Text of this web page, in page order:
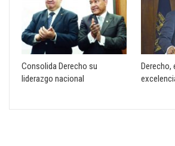
Consolida Derecho su
liderazgo nacional
Derecho,